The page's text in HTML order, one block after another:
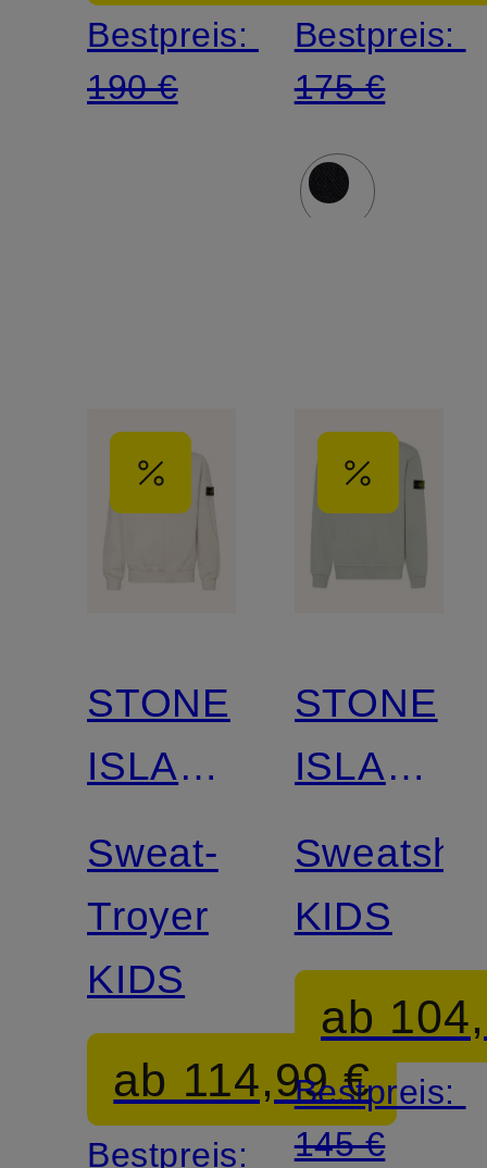
Bestpreis:
190 €
Bestpreis:
175 €
STONE
ISLAND
JUNIOR
Sweat-
Troyer
KIDS
ab 114,99 €
Bestpreis:
STONE
ISLAND
JUNIOR
KIDS
ab
Bestpreis:
145 €